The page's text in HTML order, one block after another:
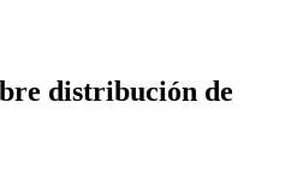
distribución de